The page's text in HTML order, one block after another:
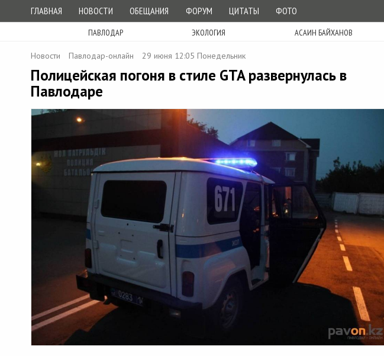
ГЛАВНАЯ НОВОСТИ ОБЕЩАНИЯ ФОРУМ ЦИТАТЫ ФОТО
ПАВЛОДАР ЭКОЛОГИЯ АСАИН БАЙХАНОВ
Новости Павлодар-онлайн 29 июня 12:05 Понедельник
Полицейская погоня в стиле GTA развернулась в
Павлодаре